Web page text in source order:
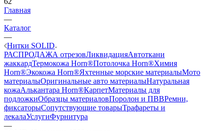
Главная
—
Каталог
—
Нитки SOLID
РАСПРОДАЖА отрезов
жаккардТермокожа Horn®Потолочка Horn®Химия
Horn®Экокожа Horn®Яхтенные морские материалы
материалыОригинальные авто материалыНатуральная
кожаАлькантара Horn®КарпетМатериалы для
подложкиОбразцы материаловПоролон и ПВВ
фиксаторыСопутствующие товарыТрафареты и
лекалаУслугиФурнитура
—
SOLID 40 намотка 1200 метров